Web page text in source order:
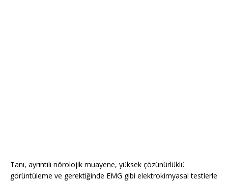
Tanı, ayrıntılı nörolojik muayene, yüksek çözünürlüklü
görüntüleme ve gerektiğinde EMG gibi elektrokimyasal testlerle